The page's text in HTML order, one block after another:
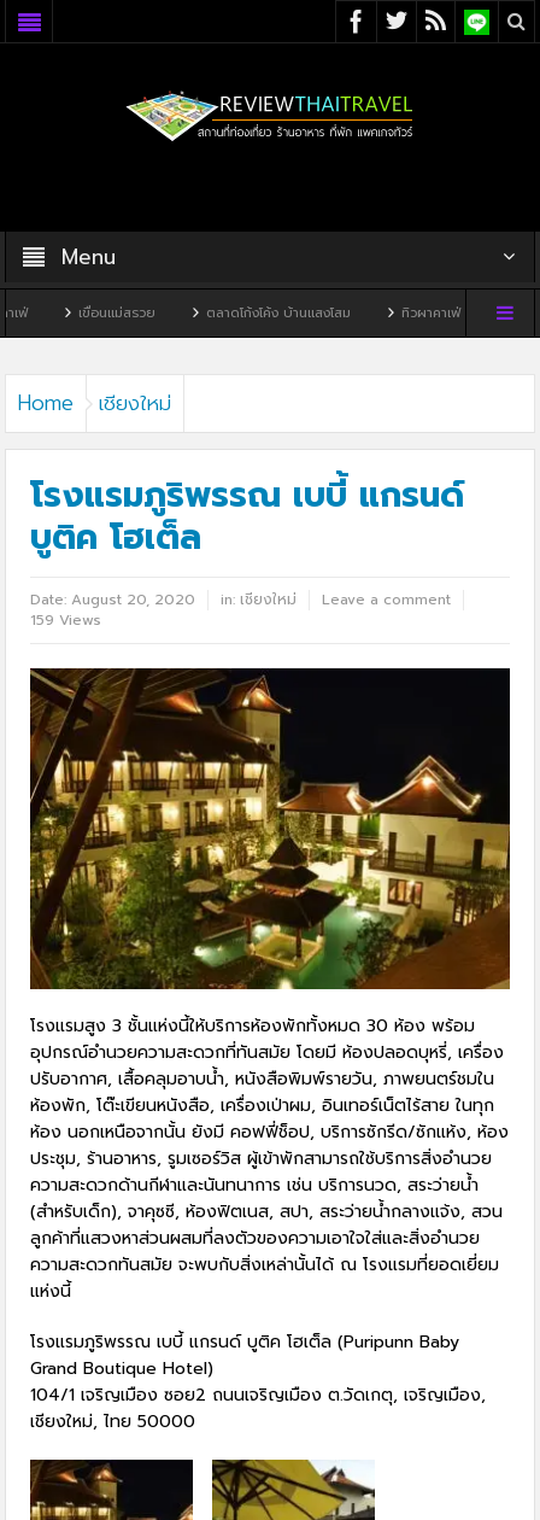
Menu
ม่สรวย ตลาดโก้งโค้ง บ้านแสงโสม ทิวผาคาเฟ่ บ้านพิพิธภัณฑ์ไทดำ
Home เชียงใหม่
โรงแรมภูริพรรณ เบบี้ แกรนด์
บูติค โฮเต็ล
Date:August 20, 2020 in: เชียงใหม่
Leave a comment
159 Views
โรงแรมสูง 3 ชั้นแห่งนี้ให้บริการห้องพักทั้งหมด 30 ห้อง พร้อม
อุปกรณ์อำนวยความสะดวกที่ทันสมัย โดยมี ห้องปลอดบุหรี่, เครื่อง
ปรับอากาศ, เสื้อคลุมอาบน้ำ, หนังสือพิมพ์รายวัน, ภาพยนตร์ชมใน
ห้องพัก, โต๊ะเขียนหนังสือ, เครื่องเป่าผม, อินเทอร์เน็ตไร้สาย ในทุก
ห้อง นอกเหนือจากนั้น ยังมี คอฟฟี่ช็อป, บริการซักรีด/ซักแห้ง, ห้อง
ประชุม, ร้านอาหาร, รูมเซอร์วิส ผู้เข้าพักสามารถใช้บริการสิ่งอำนวย
ความสะดวกด้านกีฬาและนันทนาการ เช่น บริการนวด, สระว่ายน้ำ
(สำหรับเด็ก), จาคุซซี, ห้องฟิตเนส, สปา, สระว่ายน้ำกลางแจ้ง, สวน
ลูกค้าที่แสวงหาส่วนผสมที่ลงตัวของความเอาใจใส่และสิ่งอำนวย
ความสะดวกทันสมัย จะพบกับสิ่งเหล่านั้นได้ ณ โรงแรมที่ยอดเยี่ยม
แห่งนี้
โรงแรมภูริพรรณ เบบี้ แกรนด์ บูติค โฮเต็ล (Puripunn Baby
Grand Boutique Hotel)
104/1 เจริญเมือง ซอย2 ถนนเจริญเมือง ต.วัดเกตุ, เจริญเมือง,
เชียงใหม่, ไทย 50000